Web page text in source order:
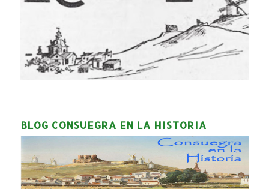
BLOG CONSUEGRA EN LA HISTORIA